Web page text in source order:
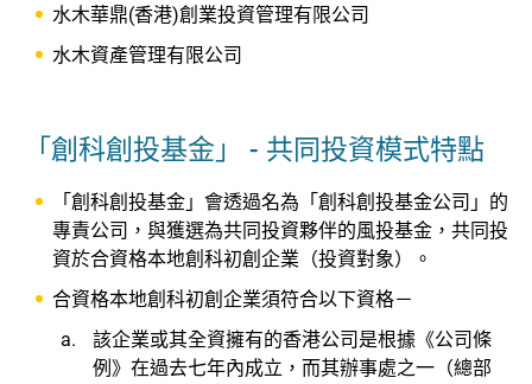
水木華鼎(香港)創業投資管理有限公司
水木資產管理有限公司
「創科創投基金」 - 共同投資模式特點
「創科創投基金」會透過名為「創科創投基金公司」的
專責公司，與獲選為共同投資夥伴的風投基金，共同投
資於合資格本地創科初創企業（投資對象）。
合資格本地創科初創企業須符合以下資格－
該企業或其全資擁有的香港公司是根據《公司條
例》在過去七年內成立，而其辦事處之一（總部